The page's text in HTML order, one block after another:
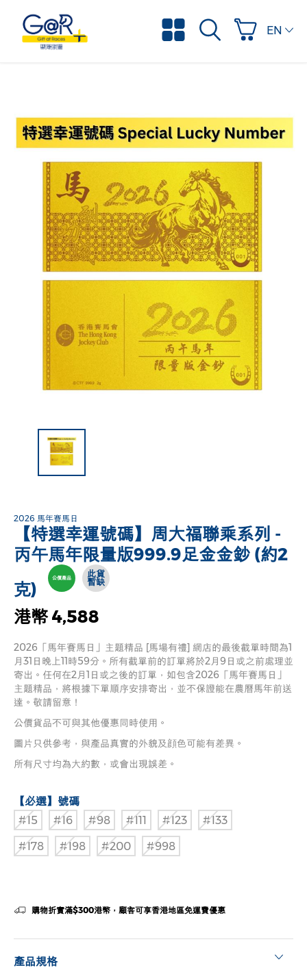
2026 馬年賽馬日
【特選幸運號碼】周大福聯乘系列 -
丙午馬年限量版999.9足金金鈔 (約2
克)
公價產品 此貨
暫缺
港幣 4,588
2026「馬年賽馬日」主題精品 [馬場有禮] 網店的最後截單時間為1
月31日晚上11時59分。所有截單前的訂單將於2月9日或之前處理並
寄出。任何在2月1日或之後的訂單，如包含2026「馬年賽馬日」
主題精品，將根據下單順序安排寄出，並不保證能在農曆馬年前送
達。敬請留意！
公價貨品不可與其他優惠同時使用。
圖片只供參考，與產品真實的外貌及顔色可能有差異。
所有尺寸均為大約數，或會出現誤差。
【必選】號碼
#15
#16 #98 #111 #123
#133
#178
#198 #200 #998
購物折實滿$300港幣，顧客可享香港地區免運費優惠
產品規格